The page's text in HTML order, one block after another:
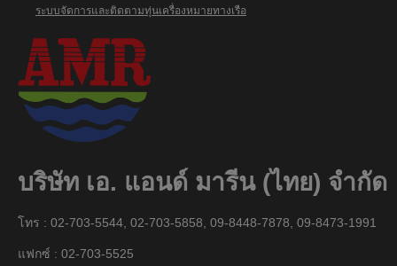
ระบบจัดการและติดตามทุ่นเครื่องหมายทางเรือ
บริษัท เอ. แอนด์ มารีน (ไทย) จำกัด
โทร : 02-703-5544, 02-703-5858, 09-8448-7878, 09-8473-1991
แฟกซ์ : 02-703-5525